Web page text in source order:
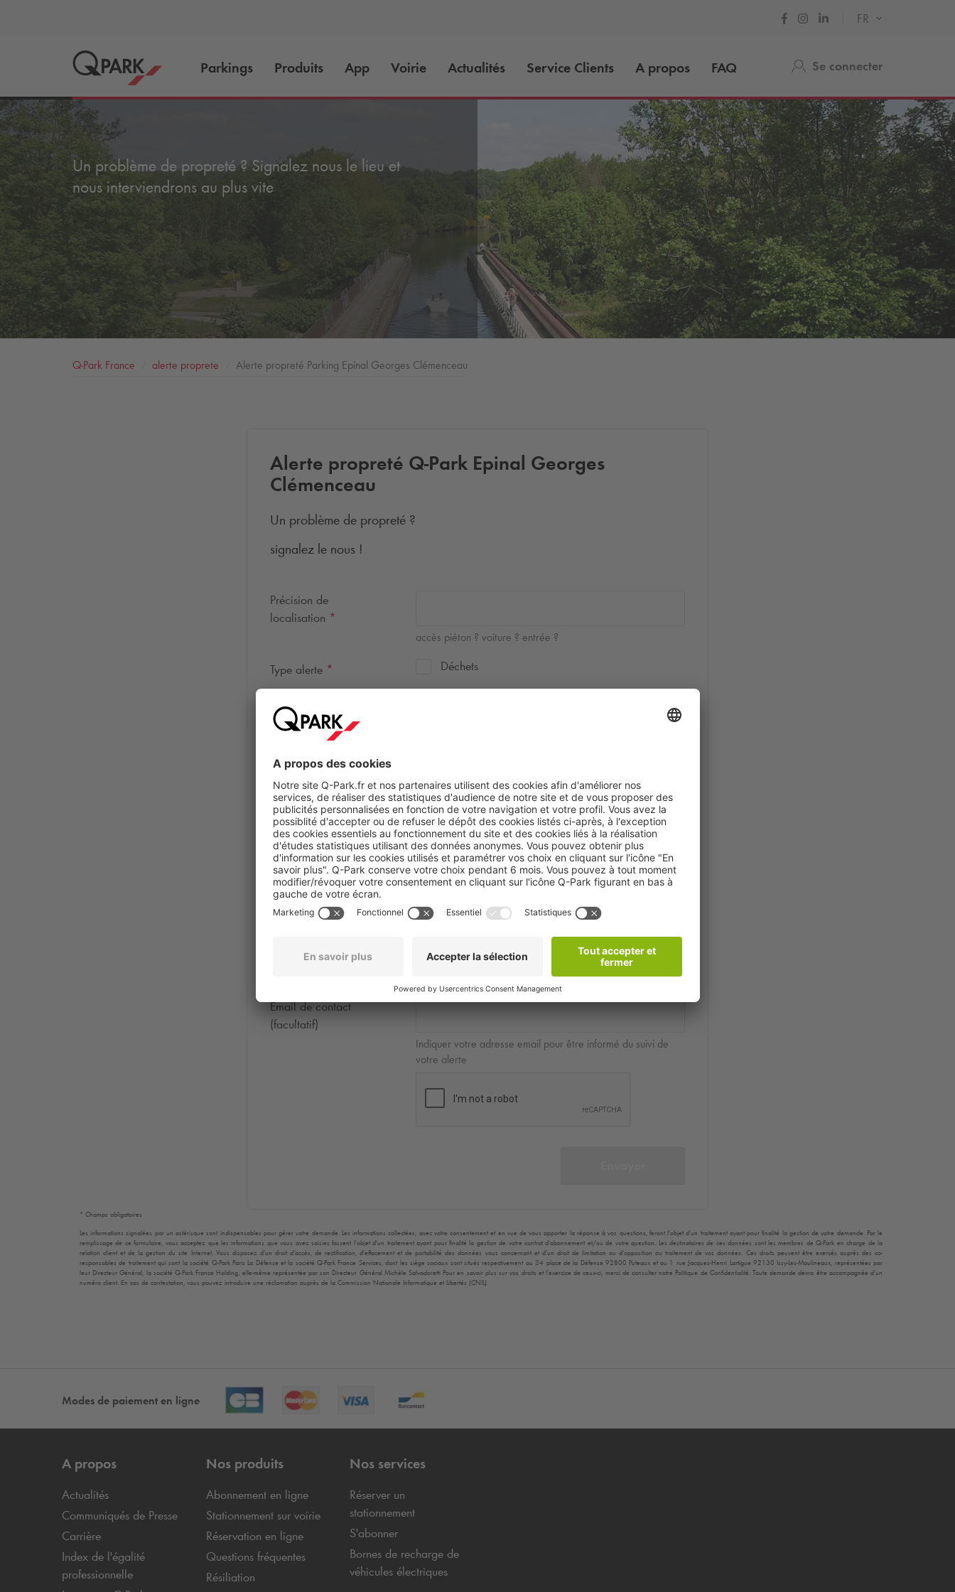
FR
Parkings Produits App Voirie Actualités Service Clients A propos FAQ Se connecter
Un problème de propreté ? Signalez nous le lieu et
nous interviendrons au plus vite
Q-Park France alerte proprete Alerte propreté Parking Epinal Georges Clémenceau
Alerte propreté Q-ParkEpinal Georges
Clémenceau
Un problème de propreté ?
signalez le nous !
Précision de
localisation *
accès piéton ? voiture ? entrée ?
Type alerte *
Déchets
autre
Photo*
Déposer ici
sur vos
Email de contact
(facultatif)
Indiquer votre adresse email pour être informé du suivi de
votre alerte
* Champs obligatoires
Les informations signalées par un astérisque sont indispensables pour gérer votre demande. Les informations collectées, avec votre consentement et en vue de vous apporter la réponse à vos questions, feront l’objet d’un traitement ayant pour finalité la gestion de votre demande. Par le
remplissage de ce formulaire, vous acceptez que les informations que vous avez saisies fassent l’objet d’un traitement ayant pour finalité la gestion de votre contrat d’abonnement et/ou de votre question. Les destinataires de ces données sont les membres deQ-Park en charge de la
relation client et de la gestion du site Internet. Vous disposez d’un droit d’accès, de rectification, d’effacement et de portabilité des données vous concernant et d’un droit de limitation ou d’opposition au traitement de vos données. Ces droits peuvent être exercés auprès des co-
responsables de traitement qui sont la société Q-ParkParis La Défense et la sociétéQ-Park France Services, dont les siège sociaux sont situés respectivement au 34 place de la Défense 92800 Puteaux et au 1 rue Jacques-Henri Lartigue 92130 Issy-Les-Moulineaux, représentées par
leur Directeur Général, la sociétéQ-Park France Holding, elle-même représentée par son Directeur Général Michèle Salvadoretti Pour en savoir plus sur vos droits et l’exercice de ceux-ci, merci de consulter notre Politique de Confidentialité. Toute demande devra être accompagnée d’un
numéro client. En cas de contestation, vous pouvez introduire une réclamation auprès de la Commission Nationale Informatique et Libertés (CNIL).
Modes de paiement en ligne
A propos
Actualités
Communiqués de Presse
Carrière
Index de l'égalité
professionnelle
Nos produits
Abonnement en ligne
Stationnement sur voirie
Réservation en ligne
Questions fréquentes
Résiliation
Nos services
Réserver un
stationnement
S'abonner
Bornes de recharge de
véhicules électriques